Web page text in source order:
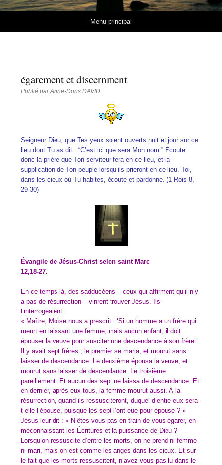
Menu principal
égarement et discernment
Publié parAnne-Doris DAVID
Seigneur Dieu, que Tes yeux soient ouverts nuit et jour sur ce
lieu dont Tu as dit : “C’est ici que sera Mon nom.” Écoute
donc la prière que Ton serviteur fera en ce lieu, et la
supplication de Ton peuple lorsqu’ils prieront en ce lieu. Toi,
dans les cieux où Tu habites, écoute et pardonne. (1 Rois 8,
29-30)
Évangile de Jésus-Christ selon saint Marc
12,18-27.
En ce temps-là, des sadducéens – ceux qui affirment qu’il n’y
a pas de résurrection – vinrent trouver Jésus. Ils
l’interrogeaient :
« Maître, Moïse nous a prescrit : ‘Si un homme a un frère qui
meurt en laissant une femme, mais aucun enfant, il doit
épouser la veuve pour susciter une descendance à son frère.’
Il y avait sept frères ; le premier se maria, et mourut sans
laisser de descendance. Le deuxième épousa la veuve, et
mourut sans laisser de descendance. Le troisième
pareillement. Et aucun des sept ne laissa de descendance. Et
en dernier, après eux tous, la femme mourut aussi. À la
résurrection, quand ils ressusciteront, duquel d’entre eux sera-
t-elle l’épouse, puisque les sept l’ont eue pour épouse ? »
Jésus leur dit : « N’êtes-vous pas en train de vous égarer, en
méconnaissant les Écritures et la puissance de Dieu ?
Lorsqu’on ressuscite d’entre les morts, on ne prend ni femme
ni mari, mais on est comme les anges dans les cieux. Et sur
le fait que les morts ressuscitent, n’avez-vous pas lu dans le